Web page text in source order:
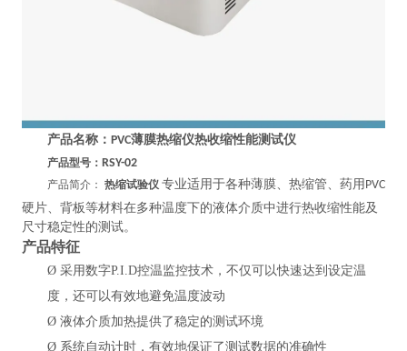
产品名称： PVC薄膜热缩仪热收缩性能测试仪
产品型号： RSY-02
产品简介： 热缩试验仪 专业适用于各种薄膜、热缩管、药用 PVC
硬片、背板等材料在多种温度下的液体介质中进行热收缩性能及
尺寸稳定性的测试。
产品特征
Ø 采用数字P.I.D控温监控技术，不仅可以快速达到设定温
度，还可以有效地避免温度波动
Ø 液体介质加热提供了稳定的测试环境
Ø 系统自动计时，有效地保证了测试数据的准确性